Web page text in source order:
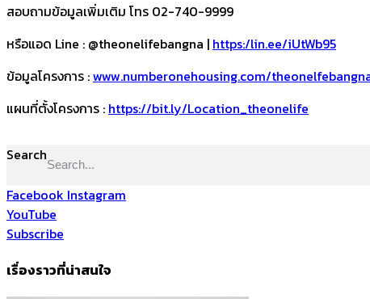
​สอบถามข้อมูลเพิ่มเติม โทร 02-740-9999
หรือแอด Line : @theonelifebangna | https:/lin.ee/iUtWb95
ข้อมูลโครงการ :www.numberonehousing.com/
แผนที่ตั้งโครงการ : https://bit.ly/Location_theonelife
Search
Facebook Instagram
YouTube
Subscribe
เรื่องราวที่น่าสนใจ